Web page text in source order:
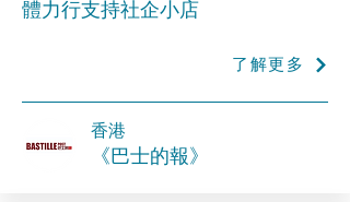
體力行支持社企小店
了解更多
香港
《巴士的報》